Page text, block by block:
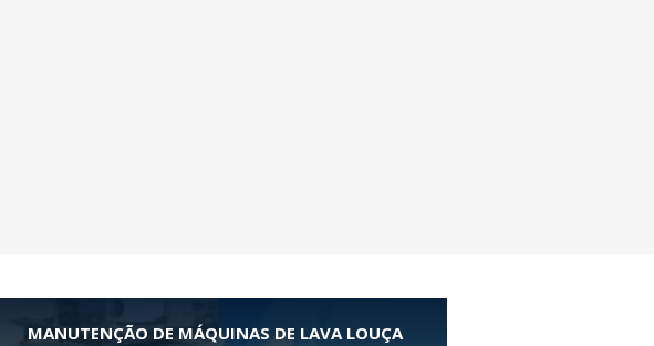
MANUTENÇÃO DE MÁQUINAS DE LAVA LOUÇA